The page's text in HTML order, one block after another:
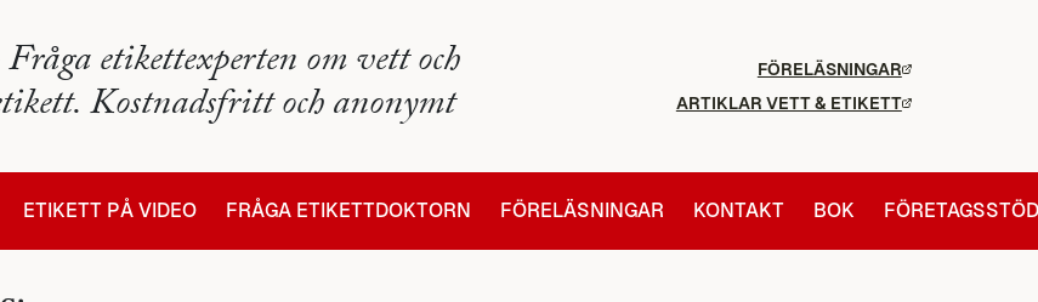
etikettexperten om vett och
Kostnadsfritt och anonymt
FÖRELÄSNINGAR
ARTIKLAR VETT & ETIKETT
ETIKETT PÅ VIDEO FRÅGA ETIKETTDOKTORN FÖRELÄSNINGAR KONTAKT BOK FÖRETAGSSTÖD